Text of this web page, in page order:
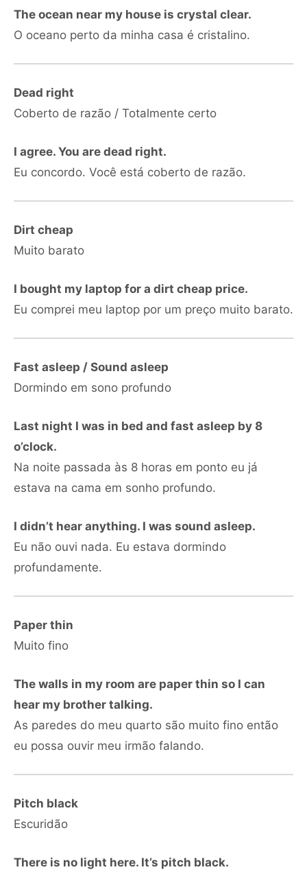
The ocean near my house is crystal clear.
O oceano perto da minha casa é cristalino.
Dead right
Coberto de razão / Totalmente certo
I agree. You are dead right.
Eu concordo. Você está coberto de razão.
Dirt cheap
Muito barato
I bought my laptop for a dirt cheap price.
Eu comprei meu laptop por um preço muito barato.
Fast asleep / Sound asleep
Dormindo em sono profundo
Last night I was in bed and fast asleep by 8
o’clock.
Na noite passada às 8 horas em ponto eu já
estava na cama em sonho profundo.
I didn’t hear anything. I was sound asleep.
Eu não ouvi nada. Eu estava dormindo
profundamente.
Paper thin
Muito fino
The walls in my room are paper thin so I can
hear my brother talking.
As paredes do meu quarto são muito fino então
eu possa ouvir meu irmão falando.
Pitch black
Escuridão
There is no light here. It’s pitch black.